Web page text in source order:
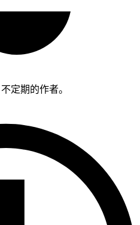
定期的作者。